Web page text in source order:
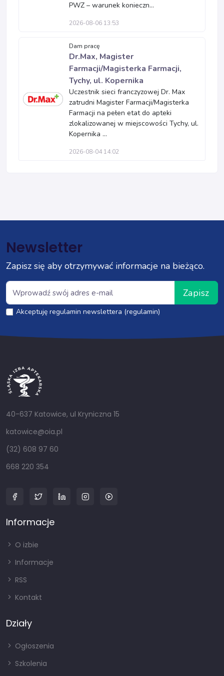
PWZ – warunek konieczn...
2026-08-06 13:53
Dam pracę
Dr.Max, Magister
Farmacji/Magisterka Farmacji,
Tychy, ul. Kopernika
Uczestnik sieci franczyzowej Dr. Max
zatrudni Magister Farmacji/Magisterka
Farmacji na pełen etat do apteki
zlokalizowanej w miejscowości Tychy, ul.
Kopernika ...
2026-08-04 14:02
Newsletter
Zapisz się aby otrzymywać informacje na bieżąco.
Zapisz
Akceptuję regulamin newslettera (regulamin)
40-637 Katowice, ul Kryniczna 15
katowice@oia.pl
(32) 608 97 60
668 220 354
Informacje
O izbie
Informacje
RSS
Kontakt
Działy
Ogłoszenia
Szkolenia